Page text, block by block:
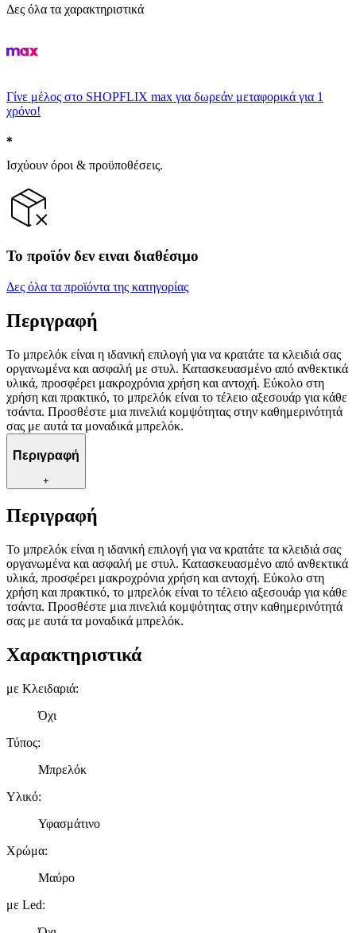
Δες όλα τα χαρακτηριστικά
Γίνε μέλος στο SHOPFLIX max για δωρεάν μεταφορικά για 1
χρόνο!
Ισχύουν όροι & προϋποθέσεις.
Το προϊόν δεν ειναι διαθέσιμο
Δες όλα τα προϊόντα της κατηγορίας
Περιγραφή
Το μπρελόκ είναι η ιδανική επιλογή για να κρατάτε τα κλειδιά σας
οργανωμένα και ασφαλή με στυλ. Κατασκευασμένο από ανθεκτικά
υλικά, προσφέρει μακροχρόνια χρήση και αντοχή. Εύκολο στη
χρήση και πρακτικό, το μπρελόκ είναι το τέλειο αξεσουάρ για κάθε
τσάντα. Προσθέστε μια πινελιά κομψότητας στην καθημερινότητά
σας με αυτά τα μοναδικά μπρελόκ.
Περιγραφή
+
Περιγραφή
Το μπρελόκ είναι η ιδανική επιλογή για να κρατάτε τα κλειδιά σας
οργανωμένα και ασφαλή με στυλ. Κατασκευασμένο από ανθεκτικά
υλικά, προσφέρει μακροχρόνια χρήση και αντοχή. Εύκολο στη
χρήση και πρακτικό, το μπρελόκ είναι το τέλειο αξεσουάρ για κάθε
τσάντα. Προσθέστε μια πινελιά κομψότητας στην καθημερινότητά
σας με αυτά τα μοναδικά μπρελόκ.
Χαρακτηριστικά
με Κλειδαριά:
Όχι
Τύπος:
Μπρελόκ
Υλικό:
Υφασμάτινο
Χρώμα:
Μαύρο
με Led: